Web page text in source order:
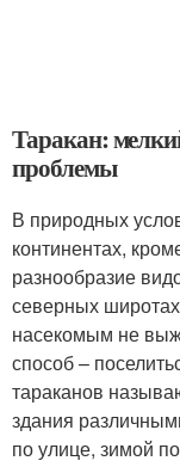
Таракан:
проблемы
В природных
континентах,
разнообразие
северных
насекомым не
способ –
тараканов
здания
по улице, зимой